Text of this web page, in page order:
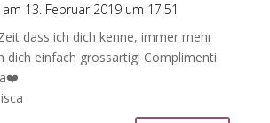
am 13. Februar 2019 um 17:51
dass ich dich kenne, immer mehr
dich einfach grossartig! Complimenti